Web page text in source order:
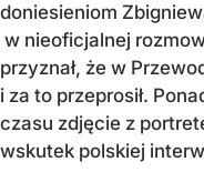
doniesieniom
w nieoficjalnej
przyznał, że w
i za to przeprosił.
czasu zdjęcie z
wskutek polskiej